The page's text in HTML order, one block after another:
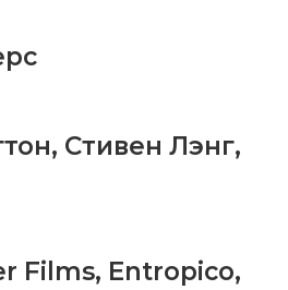
, Стивен Лэнг,
Films, Entropico,